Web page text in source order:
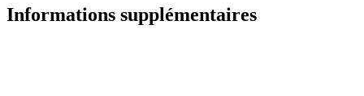
Informations supplémentaires